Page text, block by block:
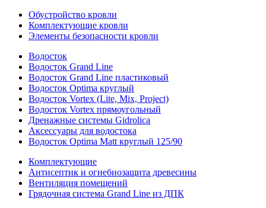
Обустройство кровли
Комплектующие кровли
Элементы безопасности кровли
Водосток
Водосток Grand Line
Водосток Grand Line пластиковый
Водосток Optima круглый
Водосток Vortex (Lite, Mix, Project)
Водосток Vortex прямоугольный
Дренажные системы Gidrolica
Аксессуары для водостока
Водосток Optima Matt круглый 125/90
Комплектующие
Антисептик и огнебиозащита древесины
Вентиляция помещений
Грядочная система Grand Line из ДПК